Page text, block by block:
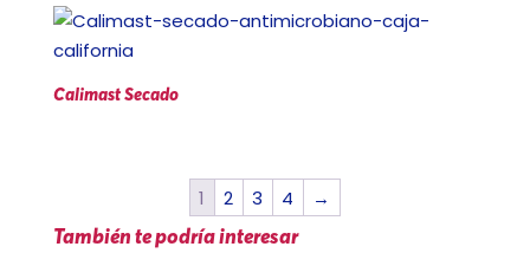
Calimast Secado
1 2 3 4
→
También te podría interesar